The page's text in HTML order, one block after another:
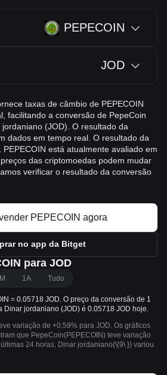
PEPECOIN
JOD
taxas de câmbio de PEPECOIN
facilitando a conversão de PepeCoin
(JOD). O resultado da
dados em tempo real. O resultado da
está atualmente avaliado em
das criptomoedas podem mudar
verificar o resultado da conversão
PEPECOIN agora
no app da Bitget
para JOD
1A Tudo
= 0.05718 JOD. O preço da conversão de 1
Dinar jordaniano (JOD) é 0.05718 JOD hoje.
variação de +0.59% para JOD. Os gráficos
que PepeCoin(PEPECOIN) teve variação
24 horas, Dinar jordaniano(\{9\ }) variou